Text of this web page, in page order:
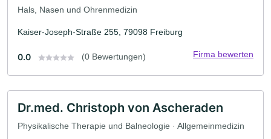
Hals, Nasen und Ohrenmedizin
Kaiser-Joseph-Straße 255, 79098 Freiburg
0.0 (0 Bewertungen) Firma bewerten
Dr.med. Christoph von Ascheraden
Physikalische Therapie und Balneologie · Allgemeinmedizin